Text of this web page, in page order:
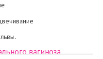
вагиноза